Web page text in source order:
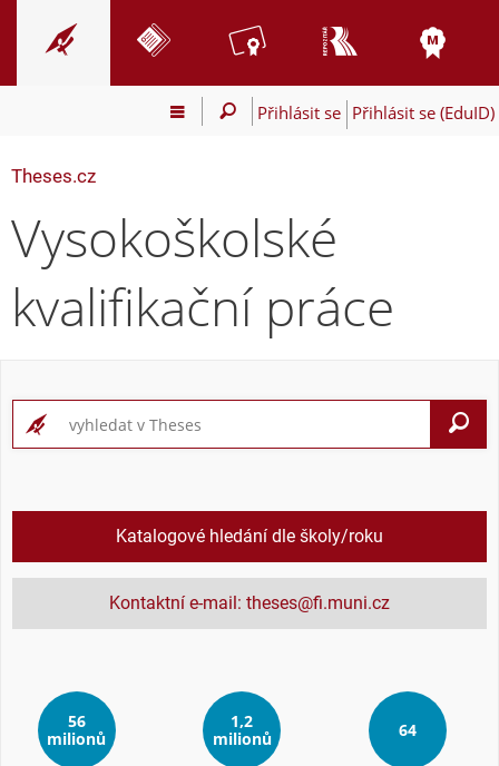
Přihlásit se Přihlásit se (EduID)
Theses.cz
Vysokoškolské
kvalifikační práce
Katalogové hledání dle školy/roku
Kontaktní e-mail: theses@fi.muni.cz
56
milionů
1,2
milionů
64